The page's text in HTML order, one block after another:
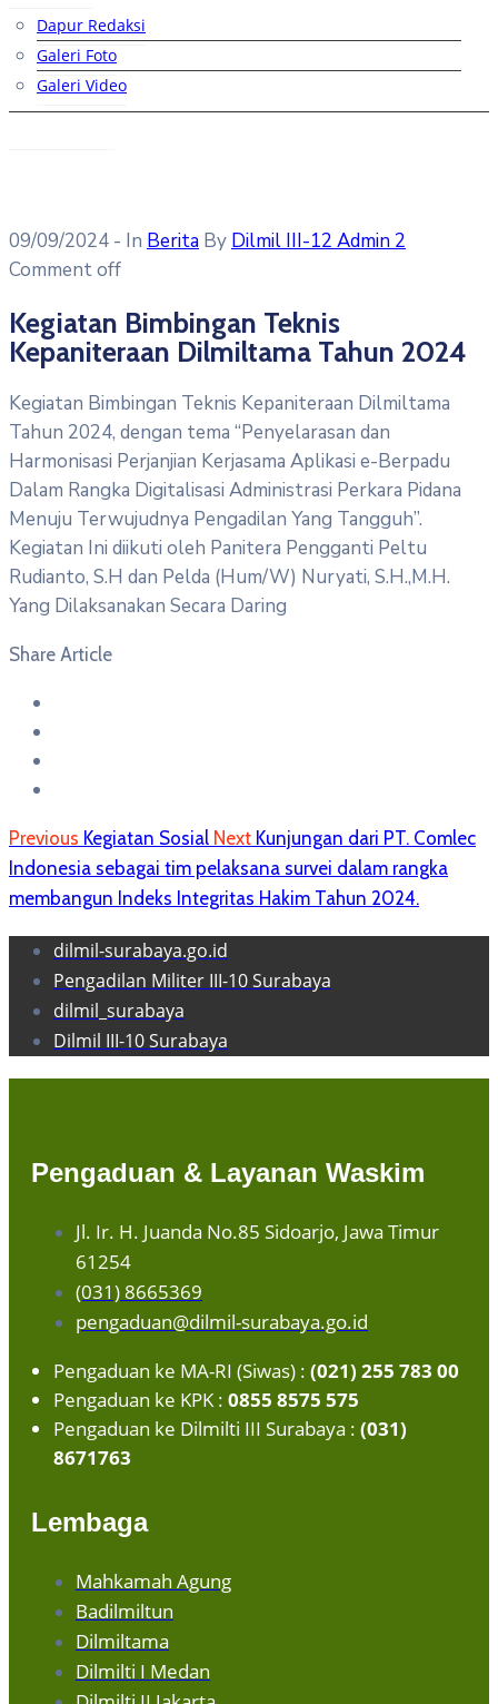
Dapur Redaksi
Galeri Foto
Galeri Video
09/09/2024 - In Berita By Dilmil III-12 Admin 2
Comment off
Kegiatan Bimbingan Teknis
Kepaniteraan Dilmiltama Tahun 2024
Kegiatan Bimbingan Teknis Kepaniteraan Dilmiltama
Tahun 2024, dengan tema “Penyelarasan dan
Harmonisasi Perjanjian Kerjasama Aplikasi e-Berpadu
Dalam Rangka Digitalisasi Administrasi Perkara Pidana
Menuju Terwujudnya Pengadilan Yang Tangguh”.
Kegiatan Ini diikuti oleh Panitera Pengganti Peltu
Rudianto, S.H dan Pelda (Hum/W) Nuryati, S.H.,M.H.
Yang Dilaksanakan Secara Daring
Share Article
Previous Kegiatan Sosial Next Kunjungan dari PT. Comlec
Indonesia sebagai tim pelaksana survei dalam rangka
membangun Indeks Integritas Hakim Tahun 2024.
dilmil-surabaya.go.id
Pengadilan Militer III-10 Surabaya
dilmil_surabaya
Dilmil III-10 Surabaya
Pengaduan & Layanan Waskim
Jl. Ir. H. Juanda No.85 Sidoarjo, Jawa Timur
61254
(031) 8665369
pengaduan@dilmil-surabaya.go.id
Pengaduan ke MA-RI (Siwas) : (021) 255 783 00
Pengaduan ke KPK : 0855 8575 575
Pengaduan ke Dilmilti III Surabaya : (031)
8671763
Lembaga
Mahkamah Agung
Badilmiltun
Dilmiltama
Dilmilti I Medan